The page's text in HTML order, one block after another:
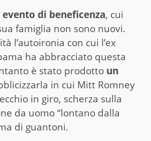
evento di beneficenza, cui
famiglia non sono nuovi.
l’autoironia con cui l’ex
ha abbracciato questa
è stato prodotto un
in cui Mitt Romney
in giro, scherza sulla
da uomo “lontano dalla
di guantoni.